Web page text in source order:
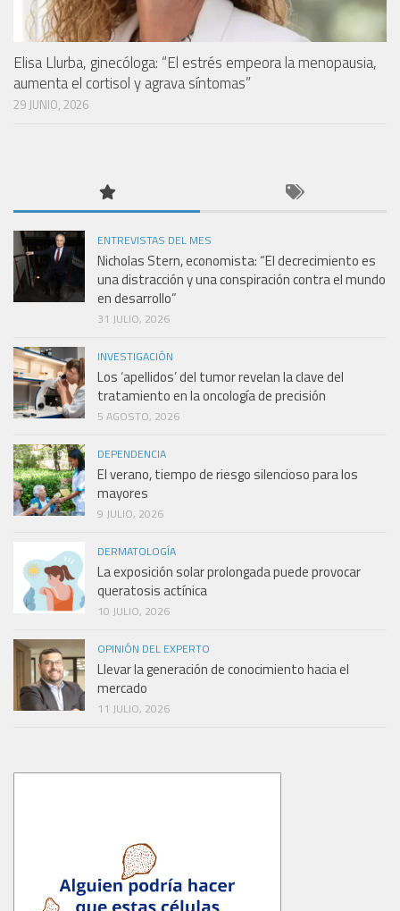
Elisa Llurba, ginecóloga: “El estrés empeora la menopausia,
aumenta el cortisol y agrava síntomas”
29 JUNIO, 2026
ENTREVISTAS DEL MES
Nicholas Stern, economista: “El decrecimiento es
una distracción y una conspiración contra el mundo
en desarrollo”
31 JULIO, 2026
INVESTIGACIÓN
Los ‘apellidos’ del tumor revelan la clave del
tratamiento en la oncología de precisión
5 AGOSTO, 2026
DEPENDENCIA
El verano, tiempo de riesgo silencioso para los
mayores
9 JULIO, 2026
DERMATOLOGÍA
La exposición solar prolongada puede provocar
queratosis actínica
10 JULIO, 2026
OPINIÓN DEL EXPERTO
Llevar la generación de conocimiento hacia el
mercado
11 JULIO, 2026